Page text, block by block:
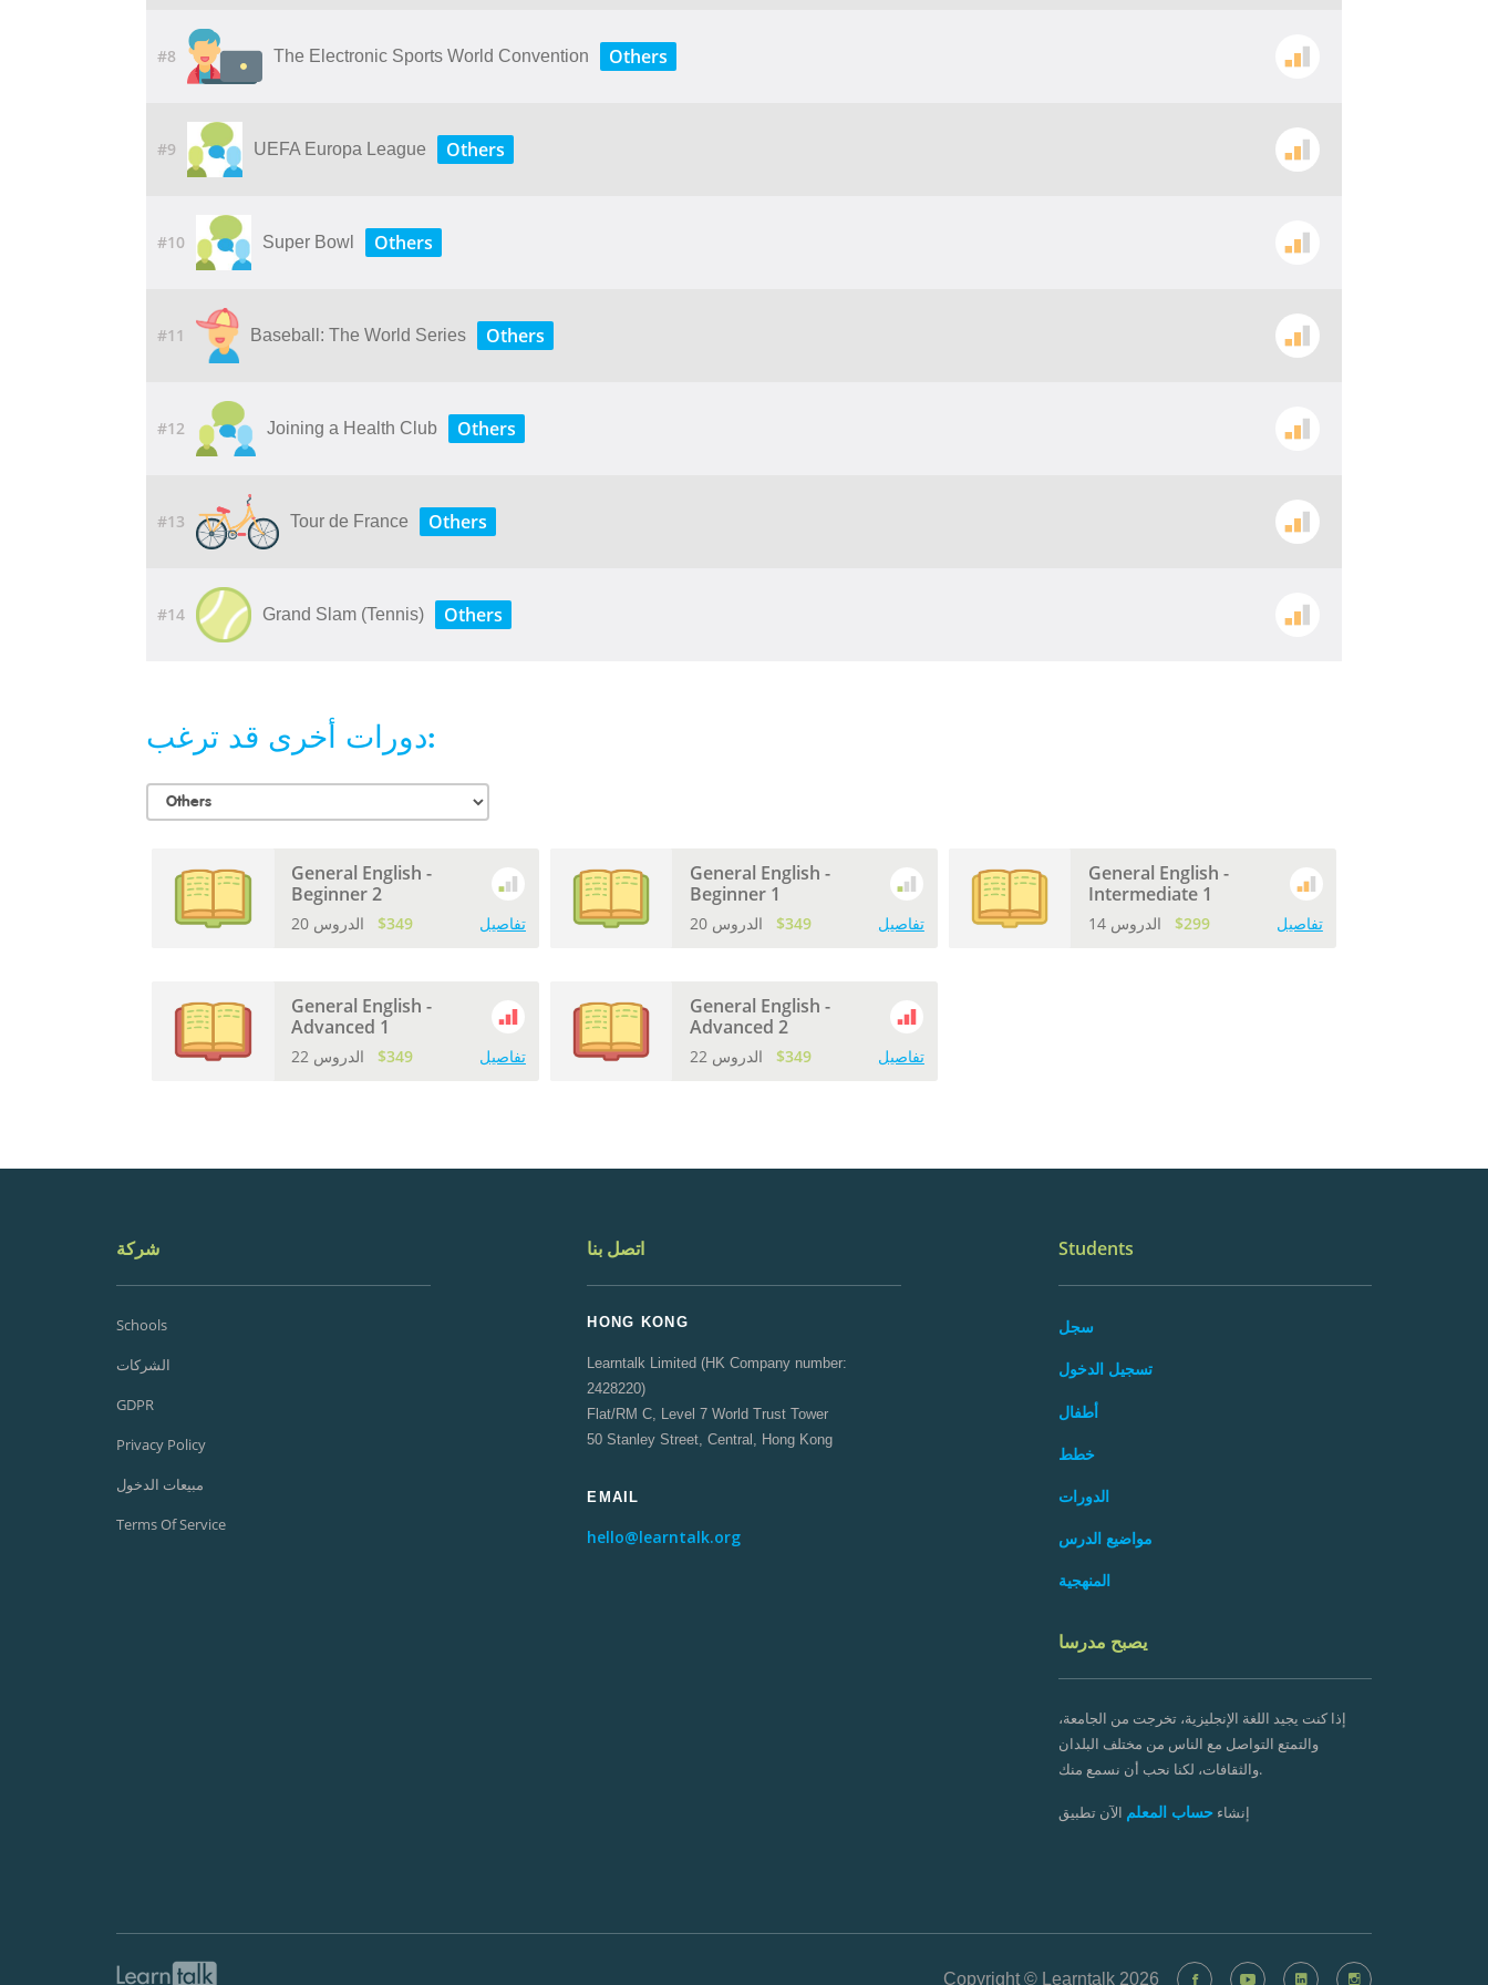
#8 The Electronic Sports World Convention Others
#9 UEFA Europa League Others
#10 Super Bowl Others
#11 Baseball: The World Series Others
#12 Joining a Health Club Others
#13 Tour de France Others
#14 Grand Slam (Tennis) Others
دورات أخرى قد ترغب:
General English -
Beginner 2
$349 تفاصيل
General English -
Beginner 1
$349 تفاصيل
General English -
Intermediate 1
$299 تفاصيل
General English -
Advanced 1
$349 تفاصيل
General English -
Advanced 2
$349 تفاصيل
شركة
Schools
الشركات
GDPR
Privacy Policy
مبيعات الدخول
Terms Of Service
اتصل بنا
HONG KONG
Learntalk Limited (HK Company number:
2428220)
Flat/RM C, Level 7 World Trust Tower
50 Stanley Street, Central, Hong Kong
EMAIL
hello@learntalk.org
Students
سجل
تسجيل الدخول
أطفال
خطط
الدورات
مواضيع الدرس
المنهجية
يصبح مدرسا
إذا كنت يجيد اللغة الإنجليزية، تخرجت من الجامعة،
والتمتع التواصل مع الناس من مختلف البلدان
والثقافات، لكنا نحب أن نسمع منك.
إنشاءحساب المعلم الآن تطبيق
Copyright © Learntalk 2026